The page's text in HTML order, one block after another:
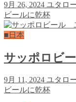
9月 26, 2024 ユタロ
ビールに乾杯
■日本
サッポロビ
9月 11, 2024 ユタロ
ビールに乾杯